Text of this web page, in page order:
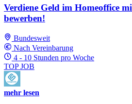
Verdiene Geld im Homeoffice
bewerben!
Bundesweit
Nach Vereinbarung
4 - 10 Stunden pro Woche
TOP JOB
mehr lesen